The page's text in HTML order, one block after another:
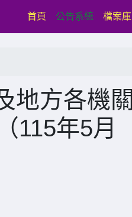
首頁 (current)
公告系統 檔案庫
地方各機關
115年5月